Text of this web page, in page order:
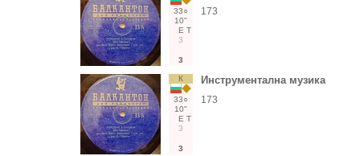
33○
10"
Е Т
3
3
173
К
33○
10"
Е Т
3
3
Инструментална музика
173